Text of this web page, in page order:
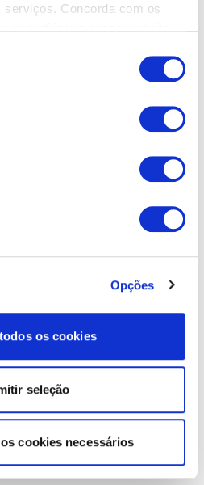
Concorda com os
Opções
os cookies
seleção
cookies necessários